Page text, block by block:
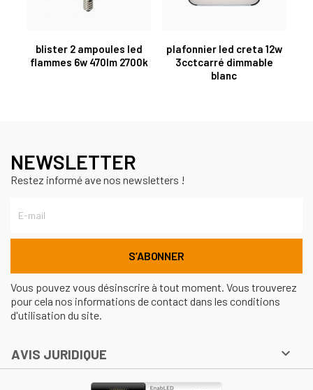
blister 2 ampoules led
flammes 6w 470lm 2700k
plafonnier led creta 12w
3cctcarré dimmable
blanc
NEWSLETTER
Restez informé ave nos newsletters !
Vous pouvez vous désinscrire à tout moment. Vous trouverez
pour cela nos informations de contact dans les conditions
d'utilisation du site.
AVIS JURIDIQUE 